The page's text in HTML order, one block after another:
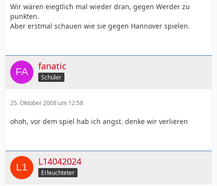
Wir wären eiegtlich mal wieder dran, gegen Werder zu
punkten.
Aber erstmal schauen wie sie gegen Hannover spielen.
fanatic
Schüler
25. Oktober 2008 um 12:58
ohoh, vor dem spiel hab ich angst. denke wir verlieren
L14042024
Erleuchteter